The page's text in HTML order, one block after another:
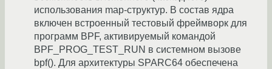
использования map-структур. В состав ядра
включен встроенный тестовый фреймворк для
программ BPF, активируемый командой
BPF_PROG_TEST_RUN в системном вызове
bpf(). Для архитектуры SPARC64 обеспечена